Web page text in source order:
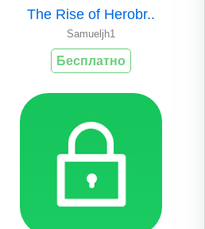
The Rise of Herobr..
Samueljh1
Бесплатно